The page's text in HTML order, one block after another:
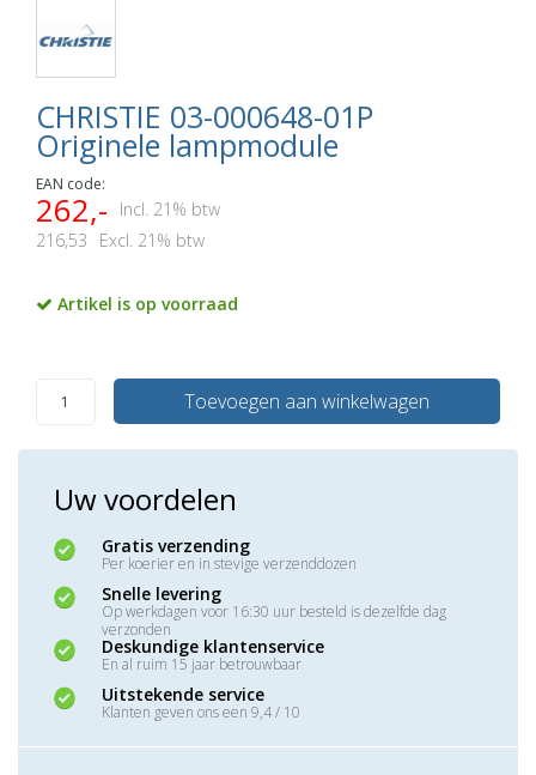
CHRISTIE 03-000648-01P
Originele lampmodule
EAN code:
262,-
Incl. 21% btw
216,53
Excl. 21% btw
Artikel is op voorraad
Toevoegen aan winkelwagen
Uw voordelen
Gratis verzending
Per koerier en in stevige verzenddozen
Snelle levering
Op werkdagen voor 16:30 uur besteld is dezelfde dag
verzonden
Deskundige klantenservice
En al ruim 15 jaar betrouwbaar
Uitstekende service
Klanten geven ons een 9,4 / 10